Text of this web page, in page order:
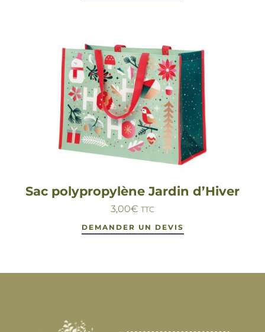
Sac polypropylène Jardin d’Hiver
3,00€ TTC
DEMANDER UN DEVIS